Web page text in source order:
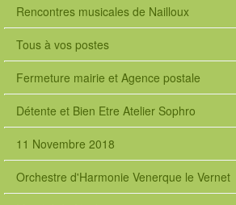
Rencontres musicales de Nailloux
Tous à vos postes
Fermeture mairie et Agence postale
Détente et Bien Etre Atelier Sophro
11 Novembre 2018
Orchestre d'Harmonie Venerque le Vernet